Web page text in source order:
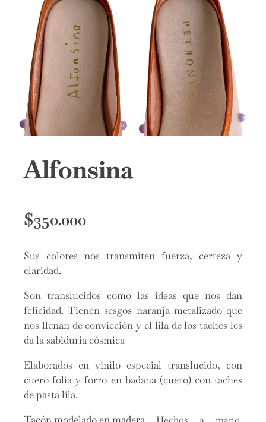
Alfonsina
$350.000
Sus colores nos transmiten fuerza, certeza y
claridad.
Son translucidos como las ideas que nos dan
felicidad. Tienen sesgos naranja metalizado que
nos llenan de convicción y el lila de los taches les
da la sabiduría cósmica
Elaborados en vinilo especial translucido, con
cuero folia y forro en badana (cuero) con taches
de pasta lila.